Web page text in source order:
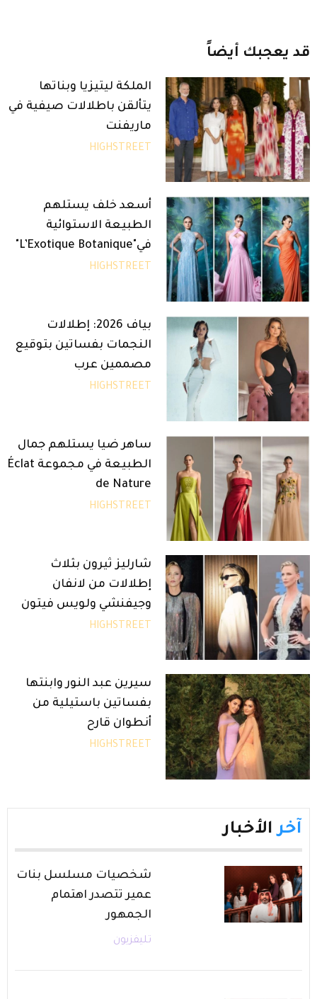
قد يعجبك أيضاً
الملكة ليتيزيا وبناتها
يتألقن باطلالات صيفية في
ماريفنت
HIGHSTREET
أسعد خلف يستلهم
الطبيعة الاستوائية
في"L’Exotique Botanique"
HIGHSTREET
بياف 2026: إطلالات
النجمات بفساتين بتوقيع
مصممين عرب
HIGHSTREET
ساهر ضيا يستلهم جمال
الطبيعة في مجموعة Éclat
de Nature
HIGHSTREET
شارليز ثيرون بثلاث
إطلالات من لانفان
وجيفنشي ولويس فيتون
HIGHSTREET
سيرين عبد النور وابنتها
بفساتين باستيلية من
أنطوان قارح
HIGHSTREET
آخر الأخبار
شخصيات مسلسل بنات
عمير تتصدر اهتمام
الجمهور
تليفزيون